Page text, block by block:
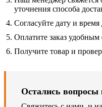
уточнения способа
Согласуйте дату и время
Оплатите заказ удобным
Получите товар и
Остались вопросы